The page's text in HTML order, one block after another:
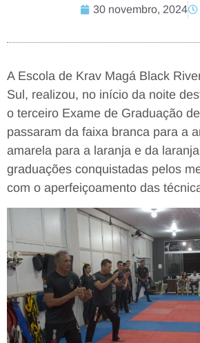
30 novembro, 2024
A Escola de Krav Magá Black
Sul, realizou, no início da noite
o terceiro Exame de Graduação
passaram da faixa branca para a
amarela para a laranja e da
graduações conquistadas pelos
com o aperfeiçoamento das